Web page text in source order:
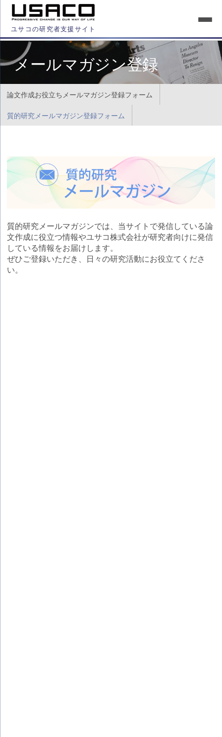
ユサコの研究者支援サイト
メールマガジン登録
論文作成お役立ちメールマガジン登録フォーム
質的研究メールマガジン登録フォーム
質的研究メールマガジンでは、当サイトで発信している論
文作成に役立つ情報やユサコ株式会社が研究者向けに発信
している情報をお届けします。
ぜひご登録いただき、日々の研究活動にお役立てくださ
い。